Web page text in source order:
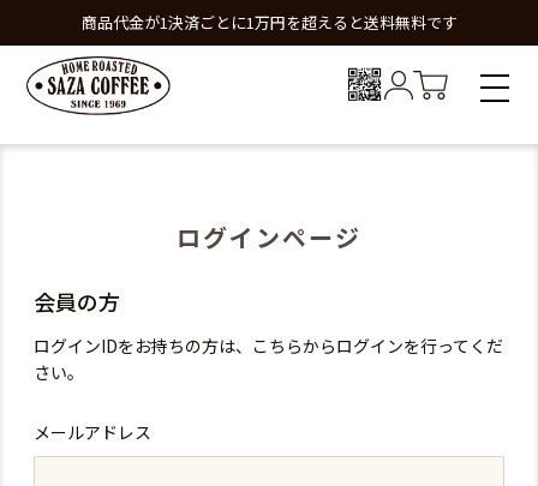
商品代金が1決済ごとに1万円を超えると送料無料です
ログインページ
会員の方
ログインIDをお持ちの方は、こちらからログインを行ってくだ
さい。
メールアドレス